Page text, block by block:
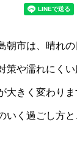
朝市は、晴れ
策や濡れにく
大きく変わり
いく過ごし方